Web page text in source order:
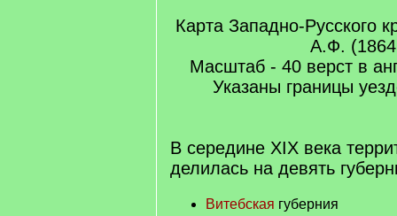
Карта Западно-Русского
А.Ф. (1864
Масштаб - 40 верст в
Указаны границы
В середине XIX века
делилась на девять
Витебская губерния